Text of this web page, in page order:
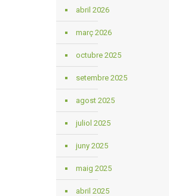
abril 2026
març 2026
octubre 2025
setembre 2025
agost 2025
juliol 2025
juny 2025
maig 2025
abril 2025